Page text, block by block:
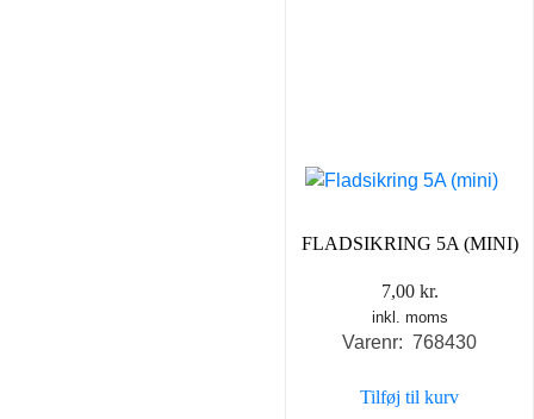
FLADSIKRING 5A (MINI)
7,00 kr.
inkl. moms
Varenr: 768430
Tilføj til kurv